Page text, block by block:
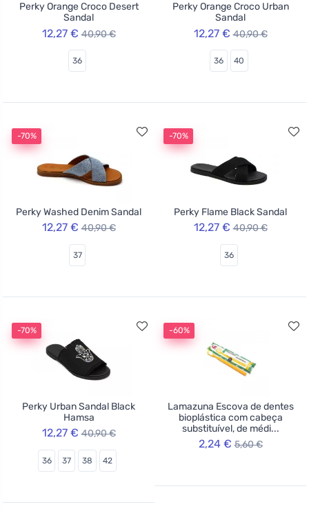
Perky Orange Croco Desert
Sandal
12,27 € 40,90 €
36
Perky Orange Croco Urban
Sandal
12,27 € 40,90 €
36 40
-70%
Perky Washed Denim Sandal
12,27 € 40,90 €
37
-70%
Perky Flame Black Sandal
12,27 € 40,90 €
36
-70%
Perky Urban Sandal Black
Hamsa
12,27 € 40,90 €
36 37 38 42
-60%
Lamazuna Escova de dentes
bioplástica com cabeça
substituível, de médi...
2,24 € 5,60 €